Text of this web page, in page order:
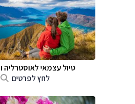
טיול עצמאי לאוסטרליה
לחץ לפרטים